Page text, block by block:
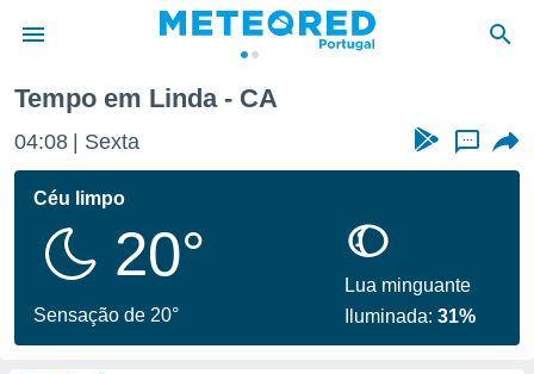
da
foi
fornecidas
a este
das
Tempo em Linda - CA
04:08 Sexta ...
Céu limpo
20°
Sensação de 20°
Lua minguante
Iluminada:31%